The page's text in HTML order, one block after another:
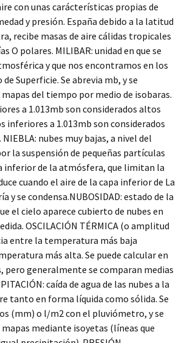
con unas carácterísticas propias de
y presión. España debido a la latitud
recibe masas de aire cálidas tropicales
O polares. MILIBAR: unidad en que se
y que nos encontramos en los
Superficie. Se abrevia mb, y se
del tiempo por medio de isobaras.
a 1.013mb son considerados altos
inferiores a 1.013mb son considerados
nubes muy bajas, a nivel del
la suspensión de pequeñas partículas
inferior de la atmósfera, que limitan la
cuando el aire de la capa inferior de La
y se condensa.NUBOSIDAD: estado de la
el cielo aparece cubierto de nubes en
OSCILACIÓN TÉRMICA (o amplitud
entre la temperatura más baja
más alta. Se puede calcular en
pero generalmente se comparan medias
caída de agua de las nubes a la
tanto en forma líquida como sólida. Se
(mm) o l/m2 con el pluviómetro, y se
mediante isoyetas (líneas que